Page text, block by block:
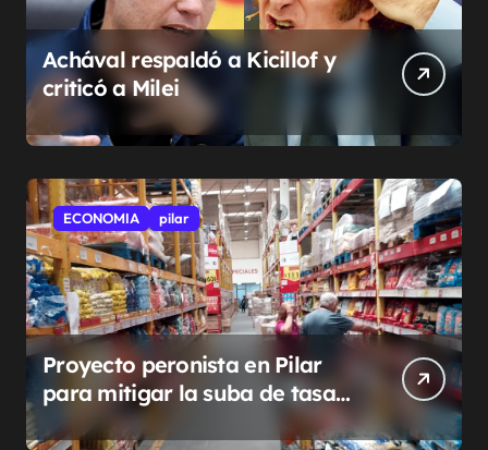
Achával respaldó a Kicillof y
criticó a Milei
ECONOMIA pilar
Proyecto peronista en Pilar
para mitigar la suba de tasas
municipales